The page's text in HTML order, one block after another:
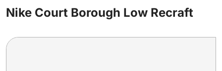
Nike Court Borough Low Recraft